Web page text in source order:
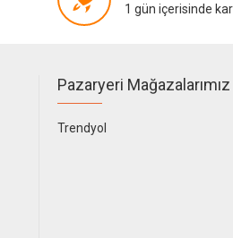
1 gün içerisinde
Pazaryeri Mağazalarımız
Trendyol